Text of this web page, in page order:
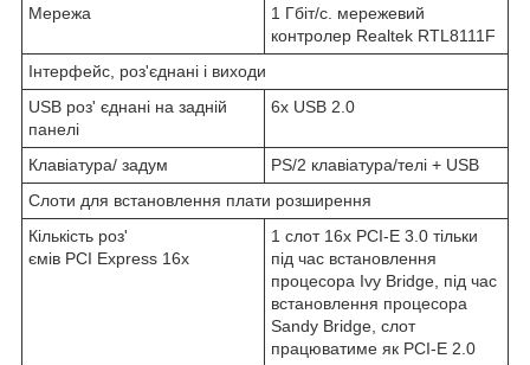
Мережа
1 Гбіт/с. мережевий
контролер Realtek RTL8111F
Інтерфейс, роз'єднані і виходи
USB роз' єднані на задній
панелі
6x USB 2.0
Клавіатура/ задум
PS/2 клавіатура/телі + USB
Слоти для встановлення плати розширення
Кількість роз'
ємів PCI Express 16x
1 слот 16x PCI-E 3.0 тільки
під час встановлення
процесора Ivy Bridge, під час
встановлення процесора
Sandy Bridge, слот
працюватиме як PCI-E 2.0